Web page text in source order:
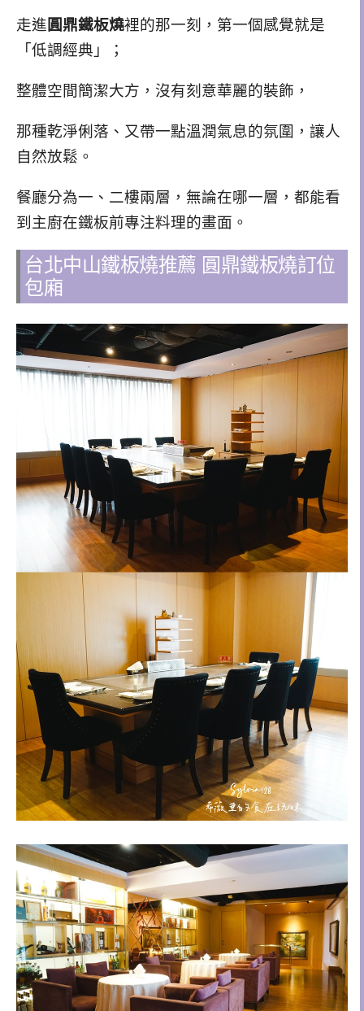
走進圓鼎鐵板燒裡的那一刻，第一個感覺就是
「低調經典」；
整體空間簡潔大方，沒有刻意華麗的裝飾，
那種乾淨俐落、又帶一點溫潤氣息的氛圍，讓人
自然放鬆。
餐廳分為一、二樓兩層，無論在哪一層，都能看
到主廚在鐵板前專注料理的畫面。
台北中山鐵板燒推薦 圓鼎鐵板燒訂位
包廂